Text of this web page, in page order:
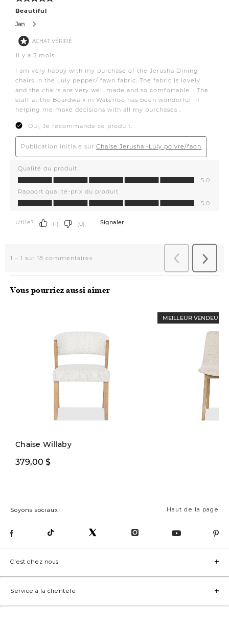
Vous pourriez aussi aimer
Chaise Willaby
379,00 $
MEILLEUR VENDEUR
Haut de la page
Soyons sociaux!
C'est chez nous
Service à la clientèle